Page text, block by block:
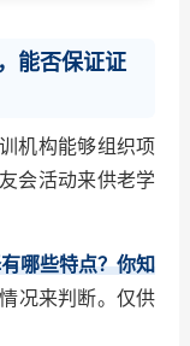
能否保证证
机构能够组织项
会活动来供老学
哪些特点？你知
况来判断。仅供